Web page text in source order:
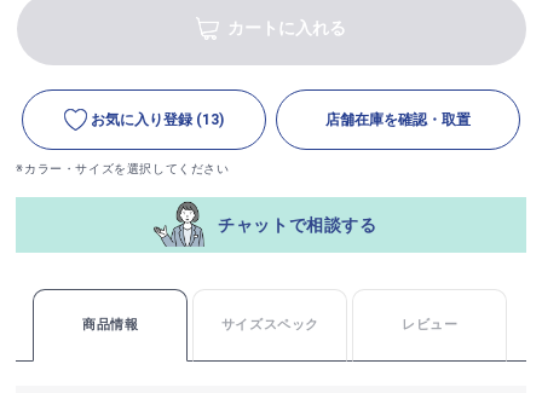
カートに入れる
お気に入り登録 (13) 店舗在庫を確認・取置
※カラー・サイズを選択してください
チャットで相談する
商品情報 サイズスペック レビュー